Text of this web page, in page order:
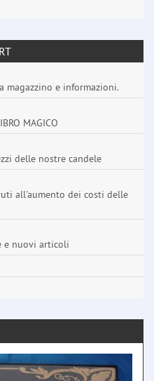
magazzino e informazioni.
MAGICO
delle nostre candele
all'aumento dei costi delle
e nuovi articoli